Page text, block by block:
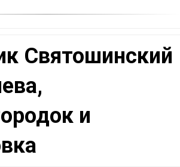
Святошинский
и